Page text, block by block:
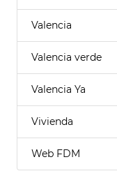
Valencia
Valencia verde
Valencia Ya
Vivienda
Web FDM